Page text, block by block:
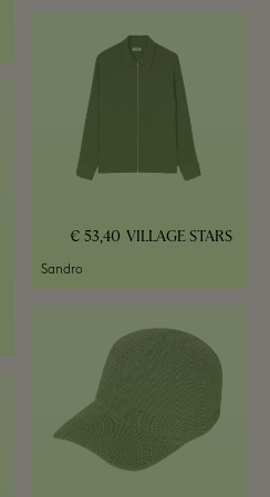
VILLAGE STARS
53,40 €
Sandro